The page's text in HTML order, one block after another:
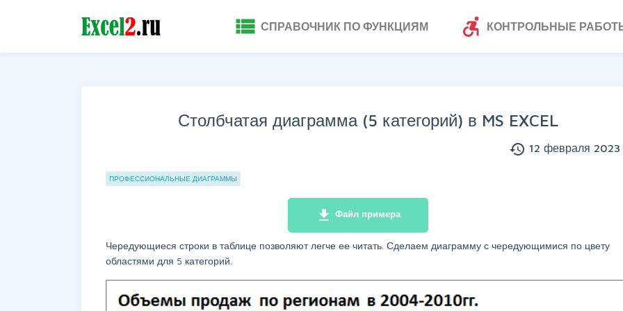
view_list СПРАВОЧНИК ПО ФУНКЦИЯМ accessible_forward КОНТРОЛЬНЫЕ
Столбчатая диаграмма (5 категорий) в MS EXCEL
history 12 февраля 2023
Группы статей
ПРОФЕССИОНАЛЬНЫЕ ДИАГРАММЫ
file_download Файл примера
Чередующиеся строки в таблице позволяют легче ее читать. Сделаем диаграмму с чередующимися по цвету
областями для 5 категорий.